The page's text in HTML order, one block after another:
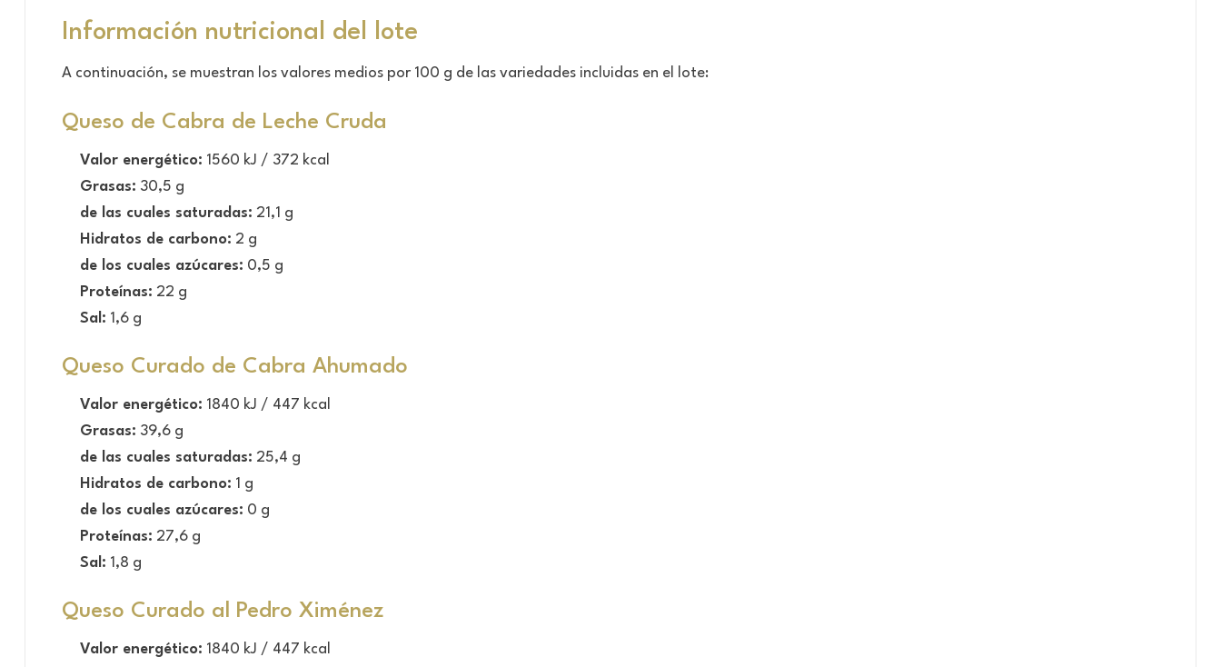
Información nutricional del lote
A continuación, se muestran los valores medios por 100 g de las variedades incluidas en el lote:
Queso de Cabra de Leche Cruda
Valor energético: 1560 kJ / 372 kcal
Grasas: 30,5 g
de las cuales saturadas: 21,1 g
Hidratos de carbono: 2 g
de los cuales azúcares: 0,5 g
Proteínas: 22 g
Sal: 1,6 g
Queso Curado de Cabra Ahumado
Valor energético: 1840 kJ / 447 kcal
Grasas: 39,6 g
de las cuales saturadas: 25,4 g
Hidratos de carbono: 1 g
de los cuales azúcares: 0 g
Proteínas: 27,6 g
Sal: 1,8 g
Queso Curado al Pedro Ximénez
Valor energético: 1840 kJ / 447 kcal